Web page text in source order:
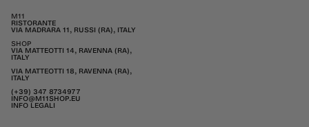
M11
RISTORANTE
VIA MADRARA 11, RUSSI (RA), ITALY
SHOP
VIA MATTEOTTI 14, RAVENNA (RA),
ITALY
VIA MATTEOTTI 18, RAVENNA (RA),
ITALY
(+39) 347 8734977
INFO@M11SHOP.EU
INFO LEGALI